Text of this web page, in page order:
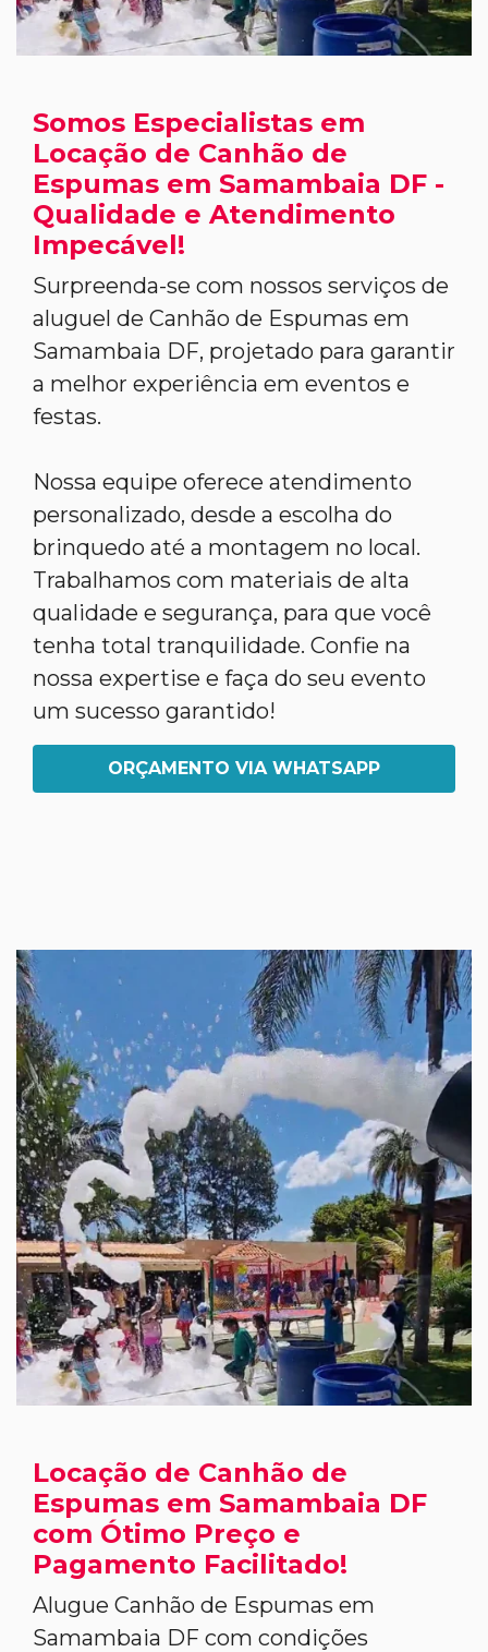
Somos Especialistas em
Locação de Canhão de
Espumas em Samambaia DF -
Qualidade e Atendimento
Impecável!
Surpreenda-se com nossos serviços de
aluguel de Canhão de Espumas em
Samambaia DF, projetado para garantir
a melhor experiência em eventos e
festas.
Nossa equipe oferece atendimento
personalizado, desde a escolha do
brinquedo até a montagem no local.
Trabalhamos com materiais de alta
qualidade e segurança, para que você
tenha total tranquilidade. Confie na
nossa expertise e faça do seu evento
um sucesso garantido!
ORÇAMENTO VIA WHATSAPP
Locação de Canhão de
Espumas em Samambaia DF
com Ótimo Preço e
Pagamento Facilitado!
Alugue Canhão de Espumas em
Samambaia DF com condições